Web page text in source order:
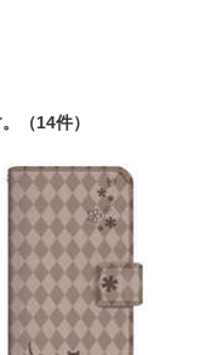
（14件）